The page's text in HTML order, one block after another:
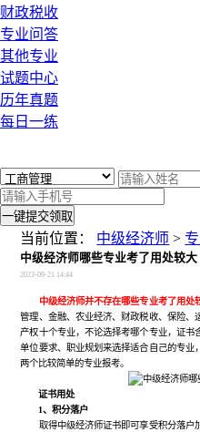
财政税收
专业问答
其他专业
试题中心
历年真题
每日一练
一键提交领取
当前位置： 中级经济师 >
中级经济师哪些专业考了用处较大
2023-09-21 14:44
中级经济师并不存在哪些专业考了用处
管理、金融、农业经济、财政税收、保险、
产权十个专业，不论选择考哪个专业，证
单位要求、职业规划来选择适合自己的专业
两个比较简单的专业报考。
证书用处
1、积分落户
取得中级经济师证书即可享受积分落户